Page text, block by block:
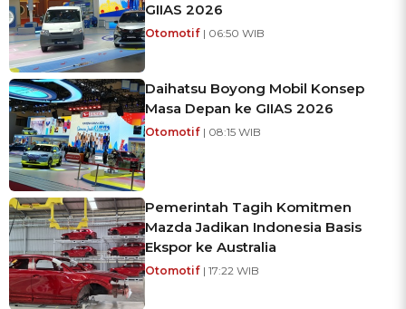
GIIAS 2026
Otomotif | 06:50 WIB
Daihatsu Boyong Mobil Konsep
Masa Depan ke GIIAS 2026
Otomotif | 08:15 WIB
Pemerintah Tagih Komitmen
Mazda Jadikan Indonesia Basis
Ekspor ke Australia
Otomotif | 17:22 WIB